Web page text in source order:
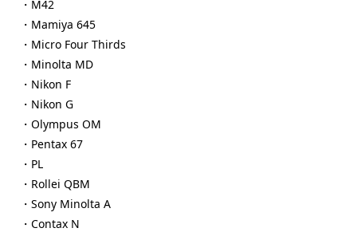
・M42
・Mamiya 645
・Micro Four Thirds
・Minolta MD
・Nikon F
・Nikon G
・Olympus OM
・Pentax 67
・PL
・Rollei QBM
・Sony Minolta A
・Contax N